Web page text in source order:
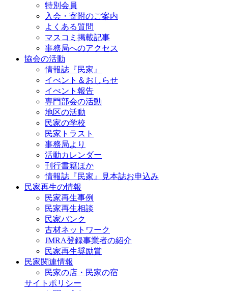
特別会員
入会・寄附のご案内
よくある質問
マスコミ掲載記事
事務局へのアクセス
協会の活動
情報誌『民家』
イべント＆おしらせ
イべント報告
専門部会の活動
地区の活動
民家の学校
民家トラスト
事務局より
活動カレンダー
刊行書籍ほか
情報誌『民家』見本誌お申込み
民家再生の情報
民家再生事例
民家再生相談
民家バンク
古材ネットワーク
JMRA登録事業者の紹介
民家再生奨励賞
民家関連情報
民家の店・民家の宿
サイトポリシー